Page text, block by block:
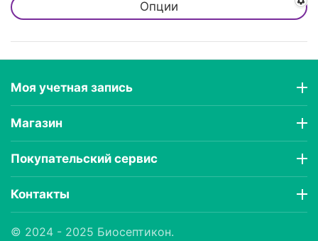
Опции
Моя учетная запись
Магазин
Покупательский сервис
Контакты
© 2024 - 2025 Биосептикон.